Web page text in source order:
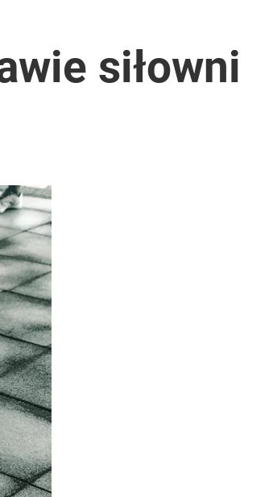
siłowni